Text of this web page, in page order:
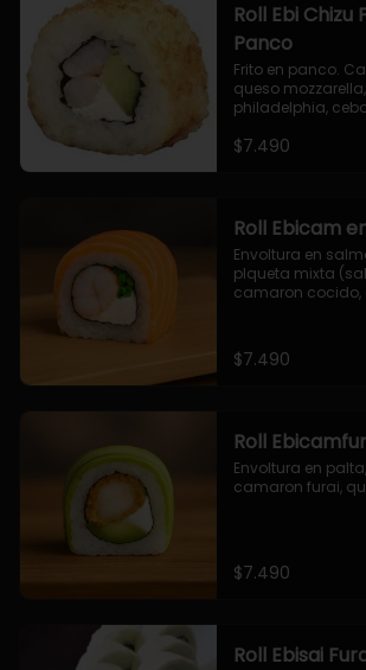
Roll Ebi Chizu
Panco
Frito en panco.
queso
philadelphia,
$7.490
Roll Ebicam
Envoltura en
plqueta mixta
camaron cocido,
$7.490
Roll
Envoltura en
camaron furai,
$7.490
Roll Ebisai